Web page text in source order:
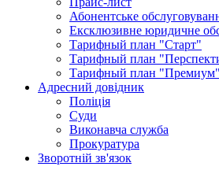
Абонентське
Ексклюзивне юридичне
Тарифный план "Старт"
Тарифный план
Тарифный план "Премиум"
Адресний довідник
Поліція
Суди
Виконавча служба
Прокуратура
Зворотній зв'язок